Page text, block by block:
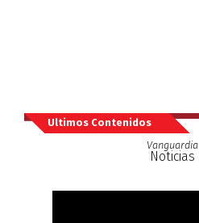
Ultimos Contenidos
Vanguardia
Noticias